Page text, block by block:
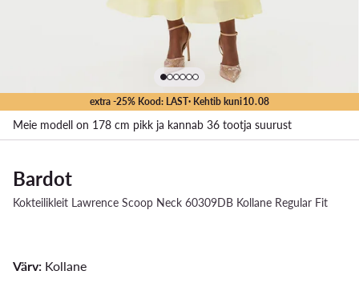
extra -25% Kood: LAST· Kehtib kuni10.08
Meie modell on 178 cm pikk ja kannab 36 tootja suurust
Bardot
Kokteilikleit Lawrence Scoop Neck 60309DB Kollane Regular Fit
Värv: Kollane